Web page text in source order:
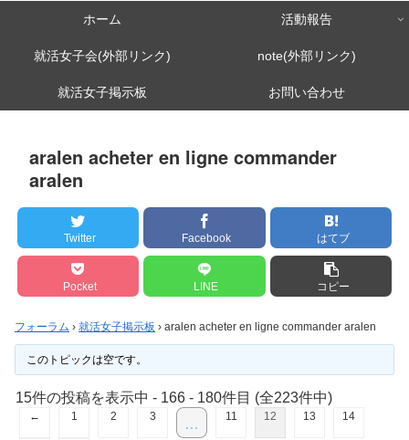
ホーム 活動報告
就活女子会(外部リンク) note(外部リンク)
就活女子掲示板 お問い合わせ
aralen acheter en ligne commander
aralen
Twitter Facebook はてブ
Pocket LINE コピー
フォーラム › 就活女子掲示板 › aralen acheter en ligne commander aralen
このトピックは空です。
15件の投稿を表示中 - 166 - 180件目 (全223件中)
← 1 2 3 … 11 12 13 14